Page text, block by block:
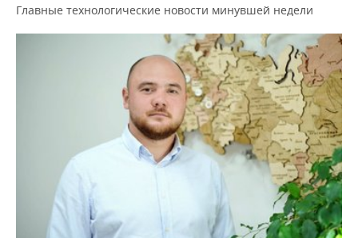
Главные технологические новости минувшей недели